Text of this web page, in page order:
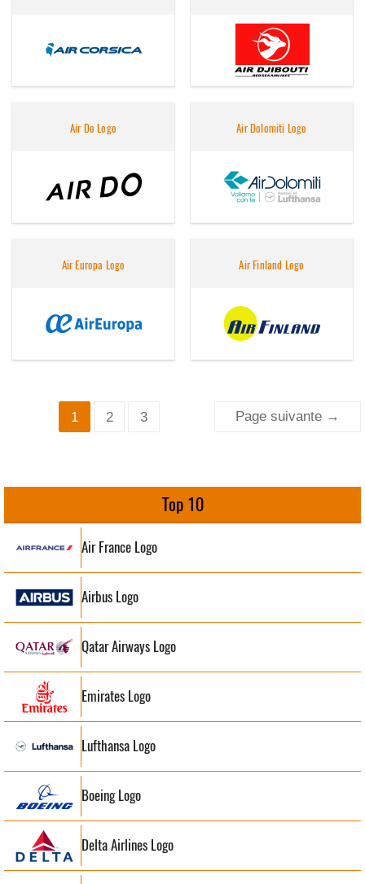
Air Do Logo Air Dolomiti Logo
Air Europa Logo Air Finland Logo
1 2 3 Page suivante →
Top 10
Air France Logo
Airbus Logo
Qatar Airways Logo
Emirates Logo
Lufthansa Logo
Boeing Logo
Delta Airlines Logo